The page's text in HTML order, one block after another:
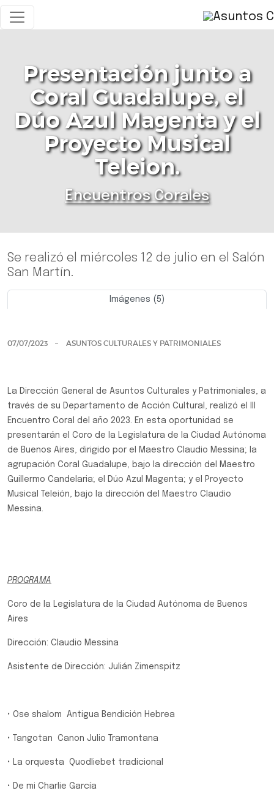
Presentación junto a
Coral Guadalupe, el
Dúo Azul Magenta y el
Proyecto Musical
Teleion.
Encuentros Corales
Se realizó el miércoles 12 de julio en el Salón
San Martín.
Imágenes (5)
07/07/2023 ASUNTOS CULTURALES Y PATRIMONIALES
La Dirección General de Asuntos Culturales y Patrimoniales, a
través de su Departamento de Acción Cultural, realizó el III
Encuentro Coral del año 2023. En esta oportunidad se
presentarán el Coro de la Legislatura de la Ciudad Autónoma
de Buenos Aires, dirigido por el Maestro Claudio Messina; la
agrupación Coral Guadalupe, bajo la dirección del Maestro
Guillermo Candelaria; el Dúo Azul Magenta; y el Proyecto
Musical Teleión, bajo la dirección del Maestro Claudio
Messina.
PROGRAMA
Coro de la Legislatura de la Ciudad Autónoma de Buenos
Aires
Dirección: Claudio Messina
Asistente de Dirección: Julián Zimenspitz
• Ose shalom Antigua Bendición Hebrea
• Tangotan Canon Julio Tramontana
• La orquesta Quodliebet tradicional
• De mi Charlie García